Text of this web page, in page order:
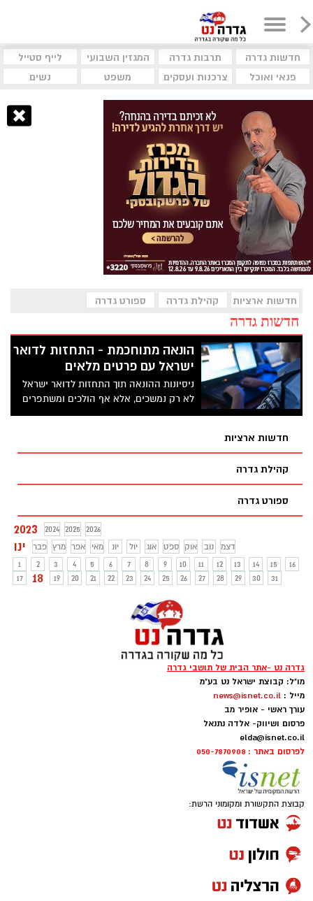
חדשות גדרה תרבות גדרה המגזין השבועי
לייף סטייל
פנאי ואוכל
צרכנות ועסקים משפט נשים
חדשות ארציות קהילת גדרה ספורט גדרה
חדשות גדרה
הונאה מתוחכמת - התחזות לדואר
ישראל עם פרטים מלאים
ניסיונות ההונאה תוך התחזות לדואר ישראל
לא רק נמשכים, אלא אף הולכים ומשתפרים
תוך שההודעה הכוזבת משתלבת בשרשור
חדשות ארציות
קהילת גדרה
ספורט גדרה
2023 2024 2025 2026
ינו פבר מרץ אפר מאי יונ יול אוג ספט אוק נוב
דצמ
1
2 3 4 5 6 7 8 9 10 11 12 13 14 15
16
17
18 19 20 21 22 23 24 25 26 27 28 29 30 31
גדרה נט -אתר הבית של תושבי גדרה
מו"ל: קבוצת ישראל נט בע"מ
מייל : news@isnet.co.il
עורך ראשי - אופיר מב
פרסום ושיווק- אלדה נתנאל
elda@isnet.co.il
לפרסום באתר : 050-7870908
קבוצת התקשורת ומקומוני הרשת: